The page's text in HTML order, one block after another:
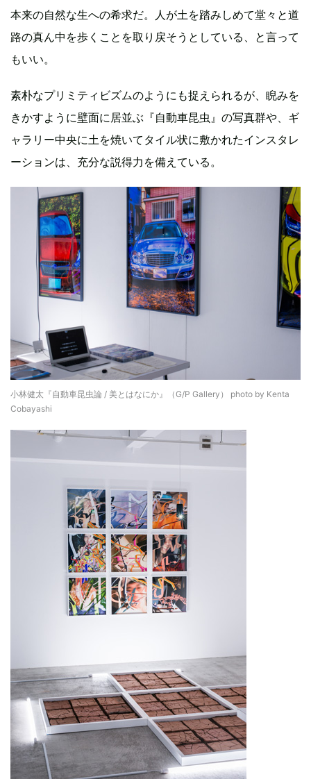
本来の自然な生への希求だ。人が土を踏みしめて堂々と道
路の真ん中を歩くことを取り戻そうとしている、と言って
もいい。
素朴なプリミティビズムのようにも捉えられるが、睨みを
きかすように壁面に居並ぶ『自動車昆虫』の写真群や、ギ
ャラリー中央に土を焼いてタイル状に敷かれたインスタレ
ーションは、充分な説得力を備えている。
小林健太『自動車昆虫論 / 美とはなにか』（G/P Gallery） photo by Kenta
Cobayashi